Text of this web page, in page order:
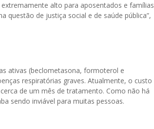
alto para aposentados e famílias
questão de justiça social e de saúde pública”,
ativas (beclometasona, formoterol e
respiratórias graves. Atualmente, o custo
de um mês de tratamento. Como não há
sendo inviável para muitas pessoas.